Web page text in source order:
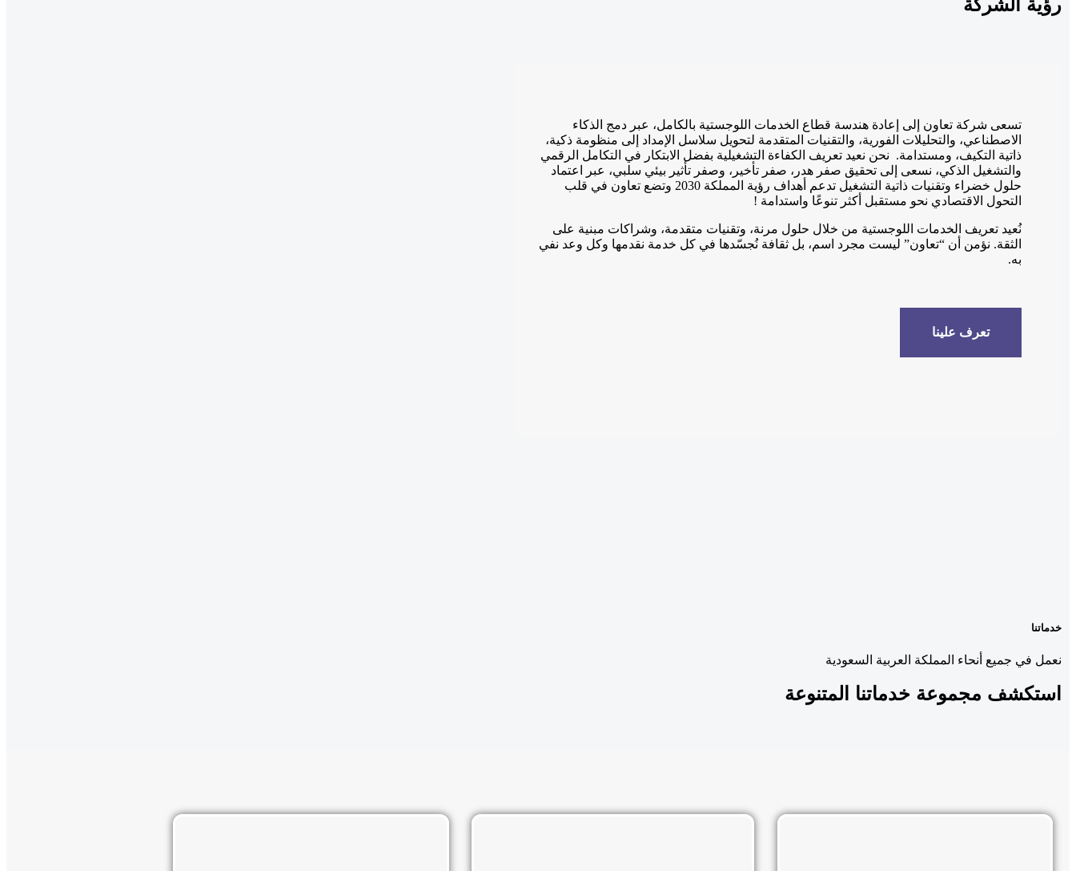
رؤية الشركة
تسعى شركة تعاون إلى إعادة هندسة قطاع الخدمات اللوجستية بالكامل، عبر دمج الذكاء
الاصطناعي، والتحليلات الفورية، والتقنيات المتقدمة لتحويل سلاسل الإمداد إلى منظومة ذكية،
ذاتية التكيف، ومستدامة. نحن نعيد تعريف الكفاءة التشغيلية بفضل الابتكار في التكامل الرقمي
والتشغيل الذكي، نسعى إلى تحقيق صفر هدر، صفر تأخير، وصفر تأثير بيئي سلبي، عبر اعتماد
حلول خضراء وتقنيات ذاتية التشغيل تدعم أهداف رؤية المملكة 2030 وتضع تعاون في قلب
التحول الاقتصادي نحو مستقبل أكثر تنوعًا واستدامة !
نُعيد تعريف الخدمات اللوجستية من خلال حلول مرنة، وتقنيات متقدمة، وشراكات مبنية على
الثقة. نؤمن أن “تعاون” ليست مجرد اسم، بل ثقافة نُجسّدها في كل خدمة نقدمها وكل وعد نفي
به.
تعرف علينا
خدماتنا
نعمل في جميع أنحاء المملكة العربية السعودية
استكشف مجموعة خدماتنا المتنوعة